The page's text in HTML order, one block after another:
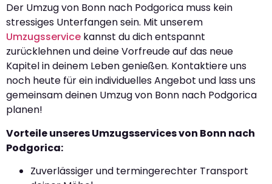
Der Umzug von Bonn nach Podgorica muss kein
stressiges Unterfangen sein. Mit unserem
Umzugsservice kannst du dich entspannt
zurücklehnen und deine Vorfreude auf das neue
Kapitel in deinem Leben genießen. Kontaktiere uns
noch heute für ein individuelles Angebot und lass uns
gemeinsam deinen Umzug von Bonn nach Podgorica
planen!
Vorteile unseres Umzugsservices von Bonn nach
Podgorica:
Zuverlässiger und termingerechter Transport